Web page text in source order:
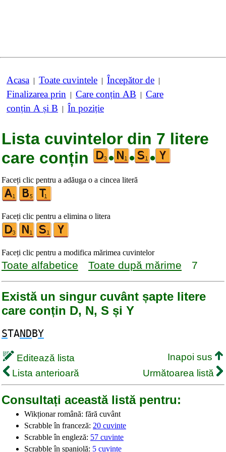
Acasa | Toate cuvintele | Începător de |
Finalizarea prin | Care conțin AB | Care
conțin A și B | În poziție
Lista cuvintelor din 7 litere
care conțin
• • •
Faceți clic pentru a adăuga o a cincea literă
Faceți clic pentru a elimina o litera
Faceți clic pentru a modifica mărimea cuvintelor
Toate alfabetice Toate după mărime 7
Există un singur cuvânt șapte litere
care conțin D, N, S și Y
STANDBY
Editează lista
Inapoi sus
Lista anterioară
Următoarea listă
Consultați această listă pentru:
Wikționar română: fără cuvânt
Scrabble în franceză: 20 cuvinte
Scrabble în engleză: 57 cuvinte
Scrabble în spaniolă: 5 cuvinte